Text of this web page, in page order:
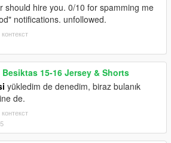
should hire you. 0/10 for spamming me
notifications. unfollowed.
Besiktas 15-16 Jersey & Shorts
yükledim de denedim, biraz bulanık
de.